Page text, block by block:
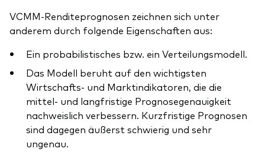
VCMM-Renditeprognosen zeichnen sich unter
anderem durch folgende Eigenschaften aus:
Ein probabilistisches bzw. ein Verteilungsmodell.
Das Modell beruht auf den wichtigsten
Wirtschafts- und Marktindikatoren, die die
mittel- und langfristige Prognosegenauigkeit
nachweislich verbessern. Kurzfristige Prognosen
sind dagegen äußerst schwierig und sehr
ungenau.